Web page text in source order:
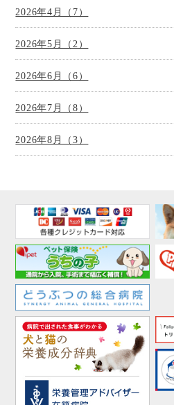
2026年4月（7）
2026年5月（2）
2026年6月（6）
2026年7月（8）
2026年8月（3）